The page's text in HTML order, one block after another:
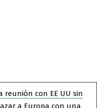
reunión con EE UU sin
a Europa con una